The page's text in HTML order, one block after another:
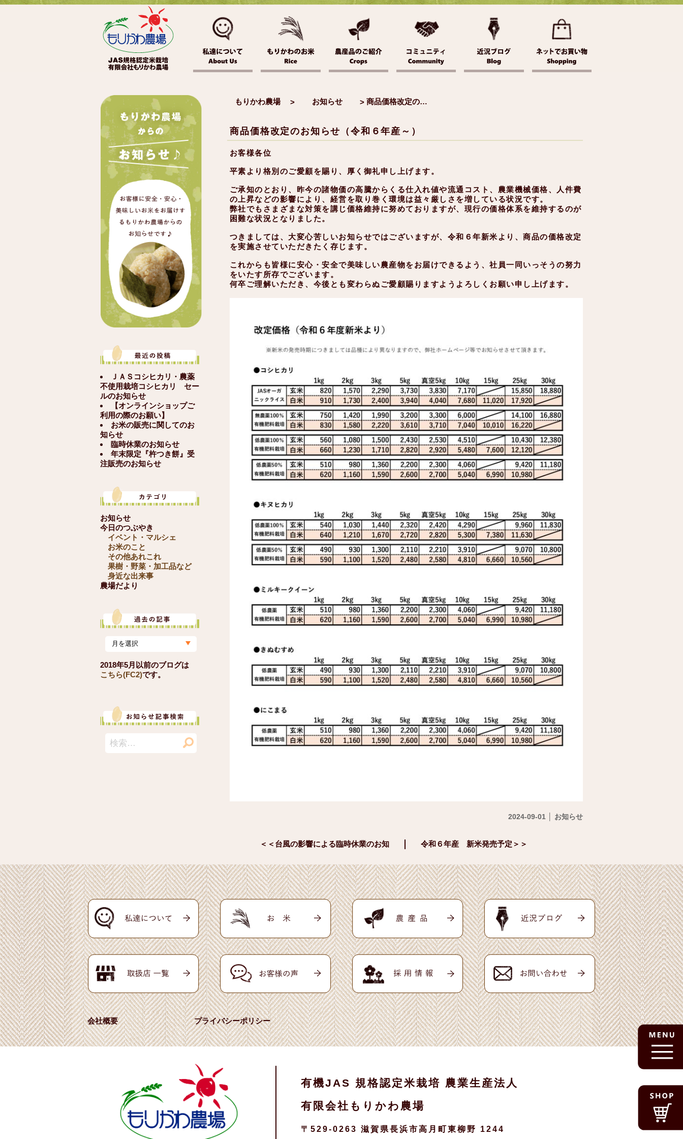
ＪＡＳコシヒカリ・農薬
不使用栽培コシヒカリ セー
ルのお知らせ
【オンラインショップご
利用の際のお願い】
お米の販売に関してのお
知らせ
臨時休業のお知らせ
年末限定『杵つき餅』受
注販売のお知らせ
お知らせ
今日のつぶやき
イベント・マルシェ
お米のこと
その他あれこれ
果樹・野菜・加工品など
身近な出来事
農場だより
2018年5月以前のブログは
こちら(FC2)です。
もりかわ農場 > お知らせ > 商品価格改定のお知らせ（令和６年産～）
商品価格改定のお知らせ（令和６年産～）
お客様各位
平素より格別のご愛顧を賜り、厚く御礼申し上げます。
ご承知のとおり、昨今の諸物価の高騰からくる仕入れ値や流通コスト、農業機械価格、人件費
の上昇などの影響により、経営を取り巻く環境は益々厳しさを増している状況です。
弊社でもさまざまな対策を講じ価格維持に努めておりますが、現行の価格体系を維持するのが
困難な状況となりました。
つきましては、大変心苦しいお知らせではございますが、令和６年新米より、商品の価格改定
を実施させていただきたく存じます。
これからも皆様に安心・安全で美味しい農産物をお届けできるよう、社員一同いっそうの努力
をいたす所存でございます。
何卒ご理解いただき、今後とも変わらぬご愛顧賜りますようよろしくお願い申し上げます。
2024-09-01 │ お知らせ
＜＜台風の影響による臨時休業のお知 令和６年産 新米発売予定＞＞
会社概要 プライバシーポリシー
有機JAS 規格認定米栽培 農業生産法人
有限会社もりかわ農場
〒529-0263 滋賀県長浜市高月町東柳野 1244